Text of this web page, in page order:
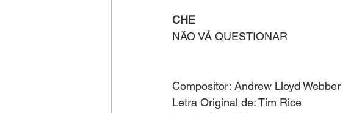
CHE
NÃO VÁ QUESTIONAR
Compositor: Andrew Lloyd Webber
Letra Original de: Tim Rice